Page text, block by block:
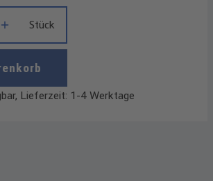
Stück
Lieferzeit: 1-4 Werktage